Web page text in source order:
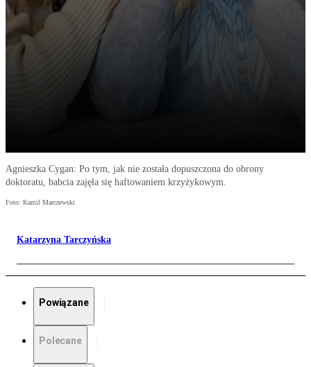
Agnieszka Cygan: Po tym, jak nie została dopuszczona do obrony
doktoratu, babcia zajęła się haftowaniem krzyżykowym.
Foto: Kamil Marczewski
Katarzyna Tarczyńska
Powiązane
Polecane